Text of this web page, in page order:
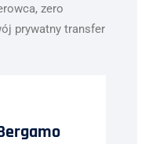
zero
prywatny transfer